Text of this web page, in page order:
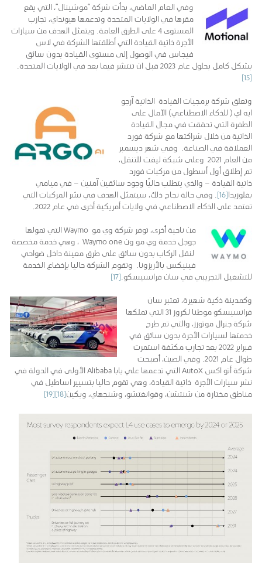
وفي العام الماضي، بدأت شركة “موشينال”، التي يقع
مقرها في الولايات المتحدة وتدعمها هيونداي، تجارب
المستوى 4 على الطرق العامة. ويتمثل الهدف من سيارات
الأجرة ذاتية القيادة التي أطلقتها الشركة في لاس
فيجاس في الوصول إلى مستوى القيادة بدون سائق
بشكل كامل بحلول عام 2023 قبل ان تنتشر فيما بعد في الولايات المتحدة.
[15]
وتعلق شركة برمجيات القيادة الذاتية آرجو
ايه اي ( للذكاء الاصطناعي) الآمال على
الطفرة التي تحققت في مجال القيادة
الذاتية من خلال شراكتها مع شركة فورد
العملاقة في الصناعة. وفي شهر ديسمبر
من العام 2021 وعلى شبكة ليفت للتنقل،
تم إطلاق أول أسطول من مركبات فورد
ذاتية القيادة – والذي يتطلب حاليًا وجود سائقين آمنين – في ميامي
بفلوريدا[16]
. وفي حالة نجاح ذلك، سيتمثل الهدف في نشر المركبات التي
تعتمد على الذكاء الاصطناعي في ولايات أمريكية أخرى في عام 2022.
من ناحية أخرى، توفر شركة وي مو Waymo التي تمولها
جوجل خدمة وي مو ون Waymo one ، وهي خدمة مخصصة
لنقل الركاب بدون سائق على طرق معينة داخل ضواحي
فينيكس بالأريزونا. وتقوم الشركة حاليا بإخضاع الخدمة
للتشغيل التجريبي في سان فرانسيسكو.[17]
وكمدينة ذكية شهيرة، تعتبر سان
فرانسيسكو موطنا لكروز 31 التي تملكها
شركة جنرال موتورز، والتي تم طرح
خدمتها لسيارات الأجرة بدون سائق في
فبراير 2022 بعد تجارب مكثفة استمرت
طوال عام 2021. وفي الصين، أصبحت
شركة أتو اكس AutoX التي تدعمها علي بابا Alibaba الأولى في الدولة في
نشر سيارات الأجرة ذاتية القيادة، وهي تقوم حاليا بتسيير اساطيل في
مناطق مختارة من شنتشن، وقوانغتشو، وشنجهاي، وبكين[18]
[19]